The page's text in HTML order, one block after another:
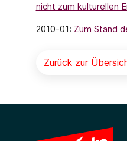
nicht zum kulturellen
2010-01: Zum Stand
Zurück zur